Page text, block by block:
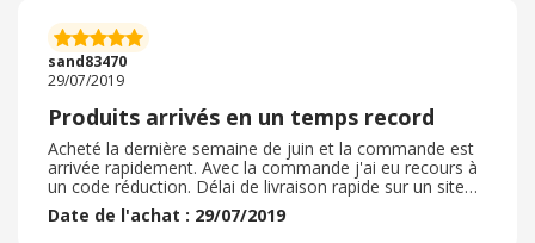
constatant que les produits étaient livrés dans une
enveloppe à bulle, inquiétude vite balayée. Globalement
je suis satisfait de mon choix, et je recommande ce site.
sand83470
29/07/2019
Produits arrivés en un temps record
Acheté la dernière semaine de juin et la commande est
arrivée rapidement. Avec la commande j'ai eu recours à
un code réduction. Délai de livraison rapide sur un site
où j'achète de bons compléments alimentaires depuis
des années. L'emballage correct. , livraison rapide en
Date de l'achat : 29/07/2019